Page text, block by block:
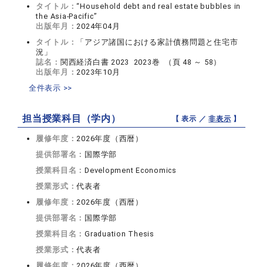
タイトル：“Household debt and real estate bubbles in
the Asia-Pacific”
出版年月：2024年04月
タイトル：
「アジア諸国における家計債務問題と住宅市
況」
誌名： 関西経済白書 2023 2023巻 （頁 48 ～ 58）
出版年月：2023年10月
全件表示 >>
担当授業科目（学内） 【 表示 ／非表示 】
履修年度：2026年度（西暦）
提供部署名： 国際学部
授業科目名：Development Economics
授業形式：代表者
履修年度：2026年度（西暦）
提供部署名： 国際学部
授業科目名：Graduation Thesis
授業形式：代表者